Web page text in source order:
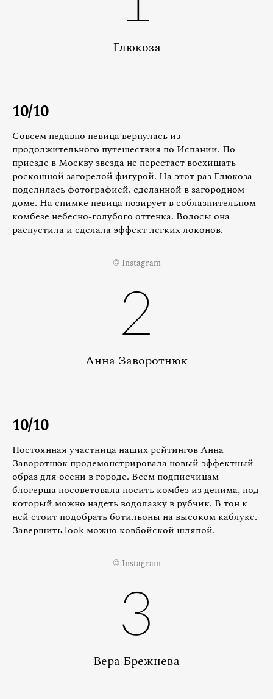
Глюкоза
10/10
Совсем недавно певица вернулась из
продолжительного путешествия по Испании. По
приезде в Москву звезда не перестает восхищать
роскошной загорелой фигурой. На этот раз Глюкоза
поделилась фотографией, сделанной в загородном
доме. На снимке певица позирует в соблазнительном
комбезе небесно-голубого оттенка. Волосы она
распустила и сделала эффект легких локонов.
© Instagram
2
Анна Заворотнюк
10/10
Постоянная участница наших рейтингов Анна
Заворотнюк продемонстрировала новый эффектный
образ для осени в городе. Всем подписчицам
блогерша посоветовала носить комбез из денима, под
который можно надеть водолазку в рубчик. В тон к
ней стоит подобрать ботильоны на высоком каблуке.
Завершить look можно ковбойской шляпой.
© Instagram
3
Вера Брежнева